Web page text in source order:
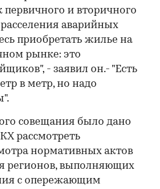
первичного и вторичного
аварийных
приобретать жилье на
рынке: это
- заявил он.- "Есть
в метр, но надо
совещания было дано
рассмотреть
нормативных актов
регионов, выполняющих
с опережающим